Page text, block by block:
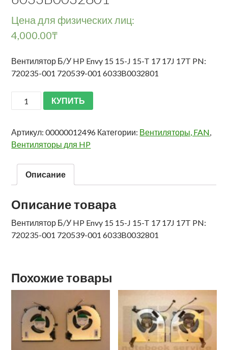
Цена для физических лиц:
4,000.00₸
Вентилятор Б/У HP Envy 15 15-J 15-T 17 17J 17T PN:
720235-001 720539-001 6033B0032801
КУПИТЬ
Артикул:00000012496 Категории: Вентиляторы, FAN,
Вентиляторы для HP
Описание
Описание товара
Вентилятор Б/У HP Envy 15 15-J 15-T 17 17J 17T PN:
720235-001 720539-001 6033B0032801
Похожие товары